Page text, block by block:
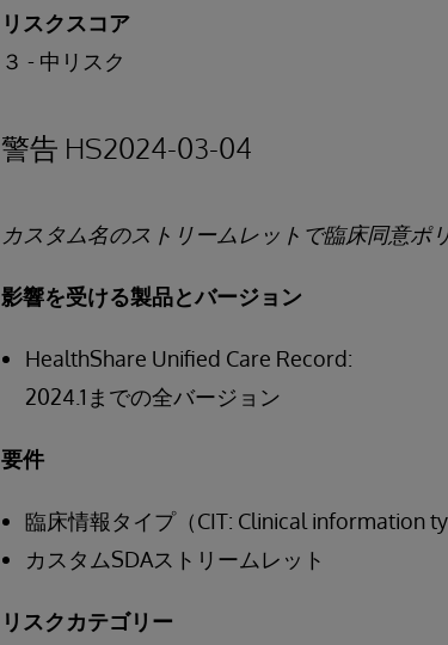
リスクスコア
３ - 中リスク
警告 HS2024-03-04
カスタム名のストリームレットで臨床同意ポ
影響を受ける製品とバージョン
HealthShare Unified Care Record:
2024.1までの全バージョン
要件
臨床情報タイプ（CIT: Clinical information
カスタムSDAストリームレット
リスクカテゴリー